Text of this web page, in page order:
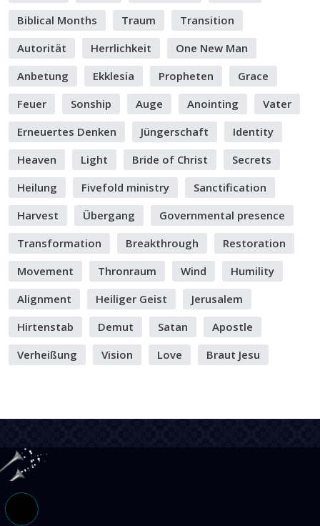
Biblical Months
Traum
Transition
Autorität
Herrlichkeit
One New Man
Anbetung
Ekklesia Propheten
Grace
Feuer
Sonship Auge Anointing
Vater
Erneuertes Denken
Jüngerschaft
Identity
Heaven
Light Bride of Christ
Secrets
Heilung
Fivefold ministry
Sanctification
Harvest
Übergang
Governmental presence
Transformation
Breakthrough
Restoration
Movement
Thronraum Wind
Humility
Alignment
Heiliger Geist
Jerusalem
Hirtenstab
Demut Satan
Apostle
Verheißung
Vision Love Braut Jesu